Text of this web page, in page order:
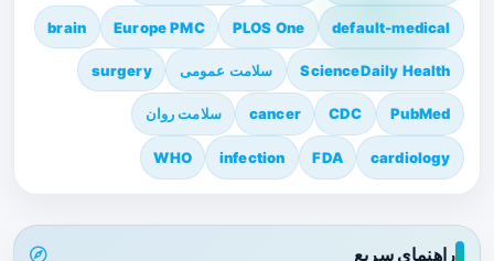
default-medical
PLOS One
Europe PMC
brain
ScienceDaily Health سلامت عمومی surgery
PubMed
CDC
cancer سلامت روان
cardiology
FDA
infection
WHO
راهنمای سریع